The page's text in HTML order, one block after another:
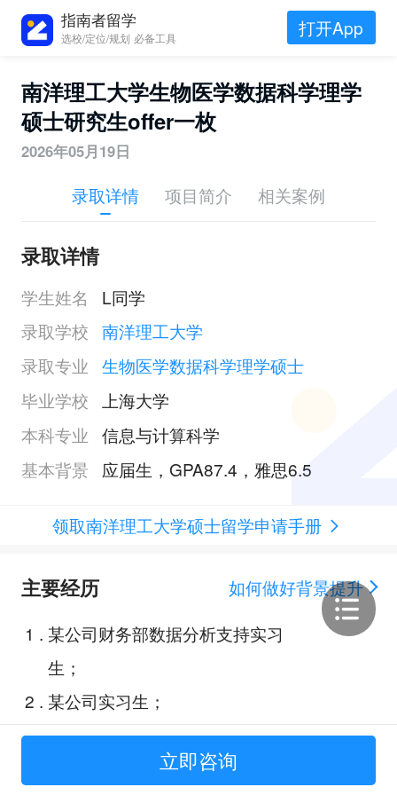
指南者留学
选校/定位/规划 必备工具 打开App
南洋理工大学生物医学数据科学理学
硕士研究生offer一枚
2026年05月19日
录取详情 项目简介 相关案例
录取详情
学生姓名
L同学
录取学校 南洋理工大学
录取专业 生物医学数据科学理学硕士
毕业学校
上海大学
本科专业 信息与计算科学
基本背景
应届生，GPA87.4，雅思6.5
领取南洋理工大学硕士留学申请手册
主要经历
如何做好背景提升
1 . 某公司财务部数据分析支持实习
生；
2 . 某公司实习生；
3.微波成像算法的程序实现；
立即咨询